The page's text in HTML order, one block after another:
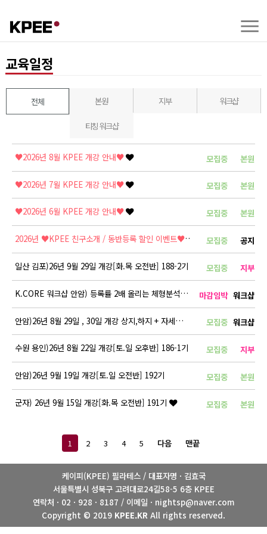
교육일정
전체 본원 지부 워크샵
티칭 워크샵
♥2026년 8월 KPEE 개강 안내♥ 모집중 본원
♥2026년 7월 KPEE 개강 안내♥ 모집중 본원
♥2026년 6월 KPEE 개강 안내♥ 모집중 본원
2026년 ♥KPEE 친구소개 / 동반등록 할인 이벤트♥ 모집중 공지
일산 김포)26년 9월 29일 개강[화.목 오전반] 188-2기 모집중 지부
K.CORE 워크샵 안암) 등록률 2배 올리는 체형분석 OT 전략 마감임박 워크샵
안암)26년 8월 29일 , 30일 개강 상지,하지 + 자세평가 RTT … 모집중 워크샵
수원 용인)26년 8월 22일 개강[토.일 오후반] 186-1기 모집중 지부
안암)26년 9월 19일 개강[토.일 오전반] 192기 모집중 본원
군자) 26년 9월 15일 개강[화.목 오전반] 191기 모집중 본원
1 2 3 4 5 다음 맨끝
케이피(KPEE) 필라테스 / 대표자명 · 김효국
서울특별시 성북구 고려대로24길58-5 6층 KPEE
연락처 · 02 · 928 · 8187 / 이메일 · nightsp@naver.com
Copyright © 2019 KPEE.KR All rights reserved.